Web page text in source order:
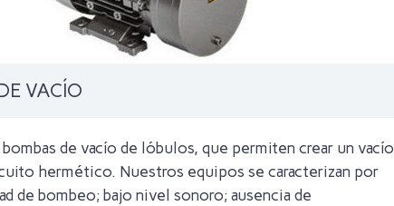
VACÍO
de vacío de lóbulos, que permiten crear un vacío
hermético. Nuestros equipos se caracterizan por
de bombeo; bajo nivel sonoro; ausencia de